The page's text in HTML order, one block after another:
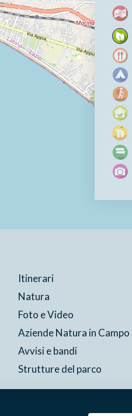
Itinerari
Natura
Foto e Video
Aziende Natura in Campo
Avvisi e bandi
Strutture del parco